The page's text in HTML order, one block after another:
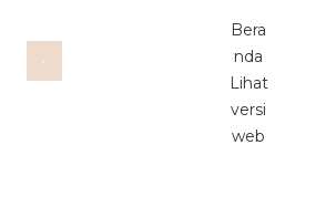
‹
Bera
nda
Lihat
versi
web